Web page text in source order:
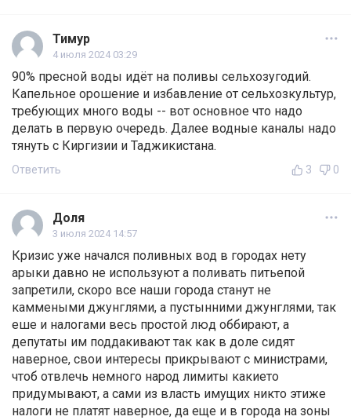
Тимур
4 июля 2024 03:29
90% пресной воды идёт на поливы сельхозугодий.
Капельное орошение и избавление от сельхозкультур,
требующих много воды -- вот основное что надо
делать в первую очередь. Далее водные каналы надо
тянуть с Киргизии и Таджикистана.
Ответить 3 0
Доля
3 июля 2024 14:57
Кризис уже начался поливных вод в городах нету
арыки давно не используют а поливать питьепой
запретили, скоро все наши города станут не
каммеными джунглями, а пустынними джунглями, так
еше и налогами весь простой люд оббирают, а
депутаты им поддакивают так как в доле сидят
наверное, свои интересы прикрывают с министрами,
чтоб отвлечь немного народ лимиты какието
придумывают, а сами из власть имущих никто этиже
налоги не платят наверное, да еще и в города на зоны